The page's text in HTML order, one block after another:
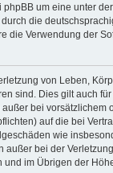
um eine unter der „
die
die Verwendung der
von Leben,
sind. Dies gilt auch
bei
auf die bei
wie
außer bei der
im Übrigen der